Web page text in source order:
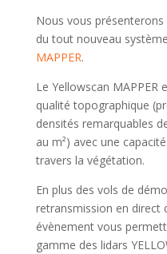
Nous vous
du tout nouveau
MAPPER.
Le Yellowscan MAPPER
qualité topographique
densités remarquables
au m²) avec une capacité
travers la végétation.
En plus des vols de
retransmission en direct
évènement vous
gamme des lidars